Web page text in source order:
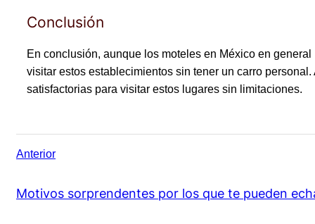
Conclusión
En conclusión, aunque los moteles en México en
visitar estos establecimientos sin tener un carro
satisfactorias para visitar estos lugares sin limitaciones.
Anterior
Motivos sorprendentes por los que te pueden